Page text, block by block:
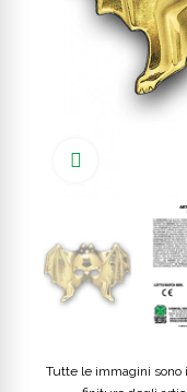
Tutte le immagini sono